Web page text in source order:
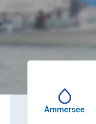
Ammersee